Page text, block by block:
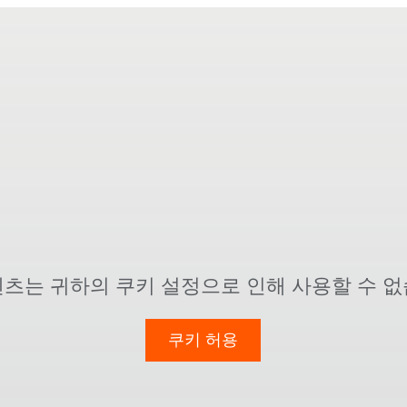
는 귀하의 쿠키 설정으로 인해 사용할 수
쿠키 허용